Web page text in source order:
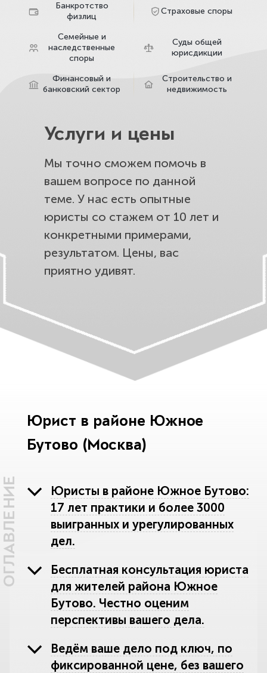
Банкротство
физлиц
Страховые споры
Семейные и
наследственные
споры
Суды общей
юрисдикции
Финансовый и
банковский сектор
Строительство и
недвижимость
Услуги и цены
Мы точно сможем помочь в
вашем вопросе по данной
теме. У нас есть опытные
юристы со стажем от 10 лет и
конкретными примерами,
результатом. Цены, вас
приятно удивят.
ОГЛАВЛЕНИЕ
Юрист в районе Южное
Бутово (Москва)
Юристы в районе Южное Бутово:
17 лет практики и более 3000
выигранных и урегулированных
дел.
Бесплатная консультация юриста
для жителей района Южное
Бутово. Честно оценим
перспективы вашего дела.
Ведём ваше дело под ключ, по
фиксированной цене, без вашего